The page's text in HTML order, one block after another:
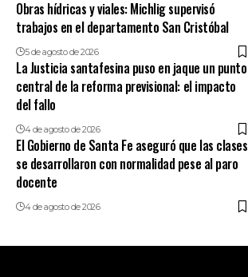
Obras hídricas y viales: Michlig supervisó
trabajos en el departamento San Cristóbal
5 de agosto de 2026
La Justicia santafesina puso en jaque un punto
central de la reforma previsional: el impacto
del fallo
4 de agosto de 2026
El Gobierno de Santa Fe aseguró que las clases
se desarrollaron con normalidad pese al paro
docente
4 de agosto de 2026